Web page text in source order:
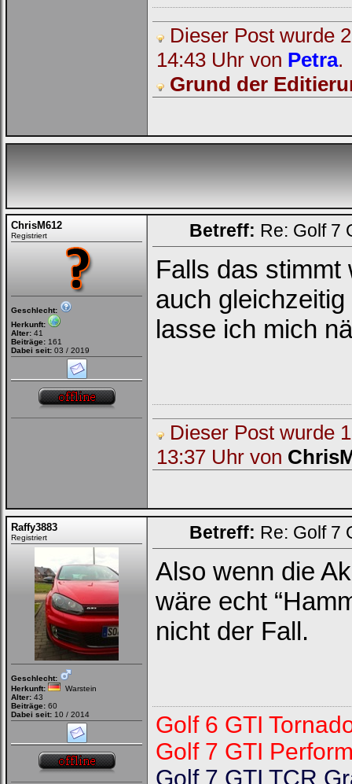
in
die
nachfolgenden
Felder
Deinen
Benutzernamen
und
Kennwort
Dich
einzuloggen.
Passwort:
Bei jedem Besuch
automatisch einloggen.
Onlinestatus verstecken.
Ich habe mein Passwort
vergessen Registrieren
Dieser Post wurde
14:43 Uhr von Petra.
Grund der
ChrisM612
Registriert
Geschlecht:
Herkunft:
Alter: 41
Beiträge: 161
Dabei seit: 03 / 2019
Betreff: Re: Golf
Falls das stimmt
auch
lasse ich mich
Dieser Post wurde
13:37 Uhr von
Raffy3883
Registriert
Geschlecht:
Herkunft:
Warstein
Alter: 43
Beiträge: 60
Dabei seit: 10 / 2014
Betreff: Re: Golf
Also wenn die
wäre echt
nicht der Fall.
Golf 6 GTI
Golf 7 GTI
Golf 7 GTI TCR